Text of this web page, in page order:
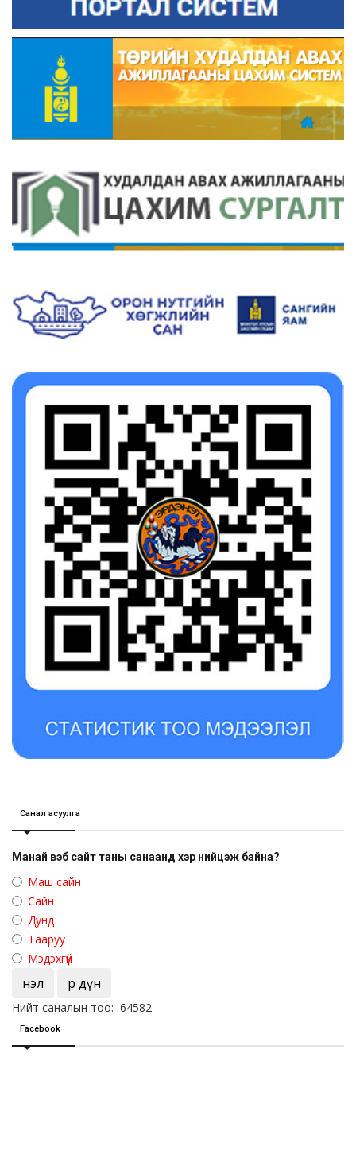
Санал асуулга
Манай вэб сайт таны санаанд хэр нийцэж байна?
Маш сайн
Сайн
Дунд
Тааруу
Мэдэхгүй
Үнэл Үр дүн
Нийт саналын тоо: 64582
Facebook